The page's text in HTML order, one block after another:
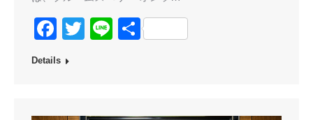
Facebook
Twitter
Line共
Details